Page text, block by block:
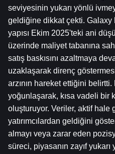
seviyesinin yukarı yönlü
geldiğine dikkat çekti. Galaxy
yapısı Ekim 2025'teki ani
üzerinde maliyet tabanına
satış baskısını azaltmaya
uzaklaşarak direnç
arzının hareket ettiğini
yoğunlaşarak, kısa vadeli bir
oluşturuyor. Veriler, aktif hale
yatırımcılardan geldiğini
almayı veya zarar eden
süreci, piyasanın zayıf